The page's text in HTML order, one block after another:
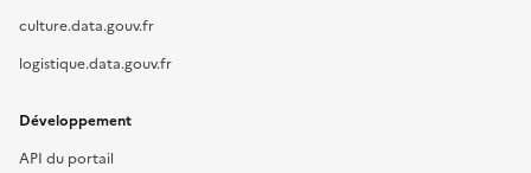
culture.data.gouv.fr
logistique.data.gouv.fr
Développement
API du portail